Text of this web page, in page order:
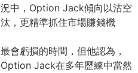
中，Option Jack傾向以沽空
， 更精準抓住市場賺錢機
會虧損的時間，但他認為，
Jack在多年歷練中當然